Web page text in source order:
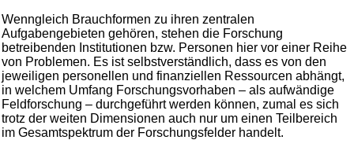
Wenngleich Brauchformen zu ihren zentralen
Aufgabengebieten gehören, stehen die Forschung
betreibenden Institutionen bzw. Personen hier vor einer Reihe
von Problemen. Es ist selbstverständlich, dass es von den
jeweiligen personellen und finanziellen Ressourcen abhängt,
in welchem Umfang Forschungsvorhaben – als aufwändige
Feldforschung – durchgeführt werden können, zumal es sich
trotz der weiten Dimensionen auch nur um einen Teilbereich
im Gesamtspektrum der Forschungsfelder handelt.